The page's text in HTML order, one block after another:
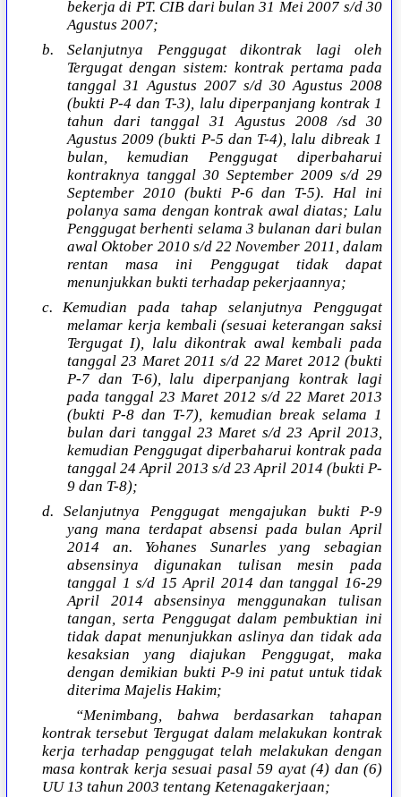
bekerja di PT. CIB dari bulan 31 Mei 2007 s/d 30
Agustus 2007;
b. Selanjutnya Penggugat dikontrak lagi oleh
Tergugat dengan sistem: kontrak pertama pada
tanggal 31 Agustus 2007 s/d 30 Agustus 2008
(bukti P-4 dan T-3), lalu diperpanjang kontrak 1
tahun dari tanggal 31 Agustus 2008 /sd 30
Agustus 2009 (bukti P-5 dan T-4), lalu dibreak 1
bulan, kemudian Penggugat diperbaharui
kontraknya tanggal 30 September 2009 s/d 29
September 2010 (bukti P-6 dan T-5). Hal ini
polanya sama dengan kontrak awal diatas; Lalu
Penggugat berhenti selama 3 bulanan dari bulan
awal Oktober 2010 s/d 22 November 2011, dalam
rentan masa ini Penggugat tidak dapat
menunjukkan bukti terhadap pekerjaannya;
c. Kemudian pada tahap selanjutnya Penggugat
melamar kerja kembali (sesuai keterangan saksi
Tergugat I), lalu dikontrak awal kembali pada
tanggal 23 Maret 2011 s/d 22 Maret 2012 (bukti
P-7 dan T-6), lalu diperpanjang kontrak lagi
pada tanggal 23 Maret 2012 s/d 22 Maret 2013
(bukti P-8 dan T-7), kemudian break selama 1
bulan dari tanggal 23 Maret s/d 23 April 2013,
kemudian Penggugat diperbaharui kontrak pada
tanggal 24 April 2013 s/d 23 April 2014 (bukti P-
9 dan T-8);
d. Selanjutnya Penggugat mengajukan bukti P-9
yang mana terdapat absensi pada bulan April
2014 an. Yohanes Sunarles yang sebagian
absensinya digunakan tulisan mesin pada
tanggal 1 s/d 15 April 2014 dan tanggal 16-29
April 2014 absensinya menggunakan tulisan
tangan, serta Penggugat dalam pembuktian ini
tidak dapat menunjukkan aslinya dan tidak ada
kesaksian yang diajukan Penggugat, maka
dengan demikian bukti P-9 ini patut untuk tidak
diterima Majelis Hakim;
“Menimbang, bahwa berdasarkan tahapan
kontrak tersebut Tergugat dalam melakukan kontrak
kerja terhadap penggugat telah melakukan dengan
masa kontrak kerja sesuai pasal 59 ayat (4) dan (6)
UU 13 tahun 2003 tentang Ketenagakerjaan;